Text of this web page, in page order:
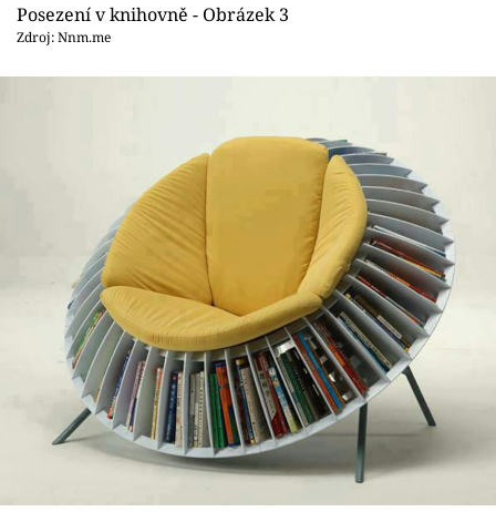
Posezení v knihovně - Obrázek 3
Zdroj: Nnm.me